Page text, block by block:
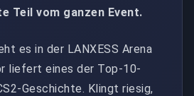
Teil vom ganzen Event.
es in der LANXESS Arena
liefert eines der Top-10-
Geschichte. Klingt riesig,